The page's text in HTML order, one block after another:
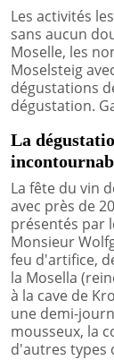
Les activités
sans aucun
Moselle, les
Moselsteig
dégustations
dégustation.
La
La fête du vin
avec près de
présentés par
Monsieur
feu d'artifice,
la Mosella
à la cave de
une demi-
mousseux, la
d'autres types